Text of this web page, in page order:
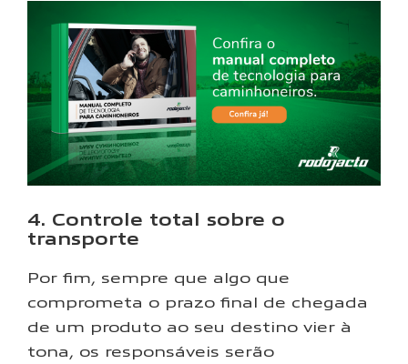
4. Controle total sobre o
transporte
Por fim, sempre que algo que
comprometa o prazo final de chegada
de um produto ao seu destino vier à
tona, os responsáveis serão